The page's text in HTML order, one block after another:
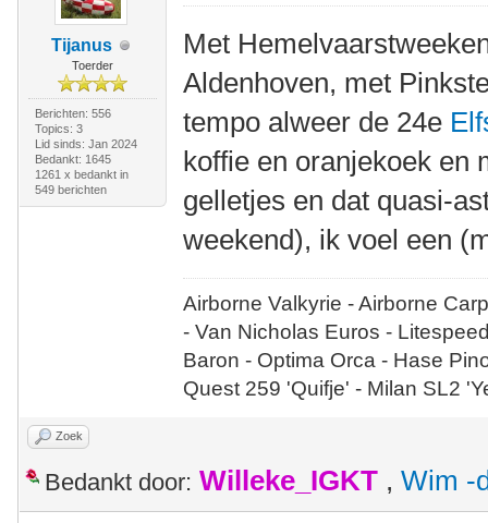
Tijanus
Toerder
Berichten: 556
Topics: 3
Lid sinds: Jan 2024
Bedankt: 1645
1261 x bedankt in
549 berichten
Met
Aldenhoven, met
tempo alweer de 24e
koffie en oranjekoek en
gelletjes en dat quasi-
weekend), ik voel een
Airborne Valkyrie - Airborne
- Van Nicholas Euros -
Baron - Optima Orca - Hase
Quest 259 'Quifje' - Milan SL2
Zoek
Bedankt door: Willeke_IGKT , Wim -